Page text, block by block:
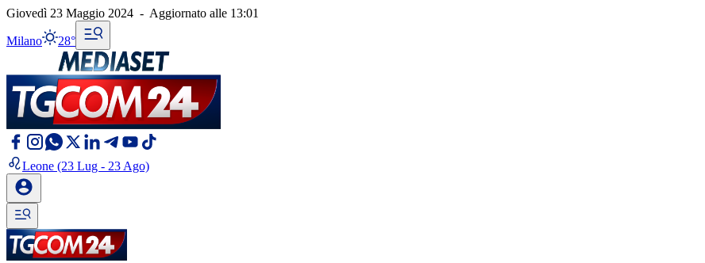
Giovedì 23 Maggio 2024 - Aggiornato alle 13:01
Milano 28°
Leone (23 Lug - 23 Ago)